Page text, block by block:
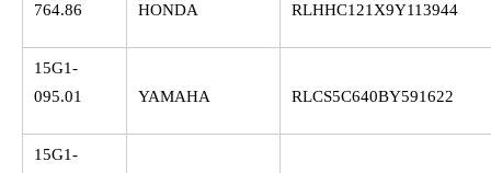
764.86
HONDA RLHHC121X9Y113944
15G1-
095.01
YAMAHA RLCS5C640BY591622
15G1-